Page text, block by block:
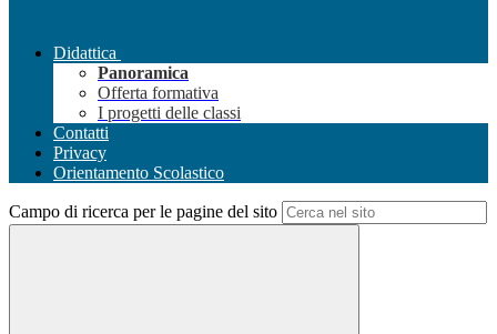
Didattica
Panoramica
Offerta formativa
I progetti delle classi
Contatti
Privacy
Orientamento Scolastico
Campo di ricerca per le pagine del sito